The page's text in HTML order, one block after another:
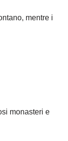
mentre i
monasteri e